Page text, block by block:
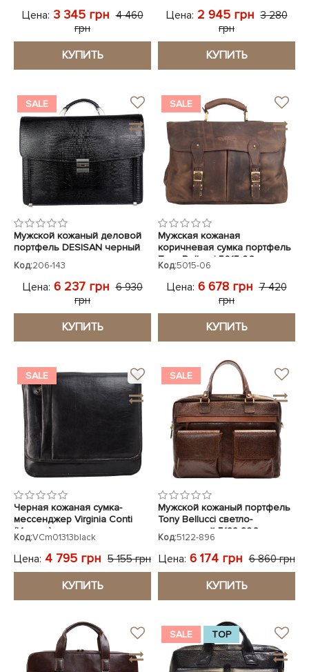
Цена: 3 345 грн 4 460
грн
КУПИТЬ
Цена: 2 945 грн 3 280
грн
КУПИТЬ
SALE
Мужской кожаный деловой
портфель DESISAN черный
Код:206-143
Цена: 6 237 грн 6 930
грн
КУПИТЬ
SALE
Мужская кожаная
коричневая сумка портфель
Tony Bellucci 5015-06
Код:5015-06
Цена: 6 678 грн 7 420
грн
КУПИТЬ
SALE
Черная кожаная сумка-
мессенджер Virginia Conti
(Италия)
Код:VCm01313black
Цена: 4 795 грн 5 155 грн
КУПИТЬ
SALE
Мужской кожаный портфель
Tony Bellucci светло-
коричневый 5122-896
Код:5122-896
Цена: 6 174 грн 6 860 грн
КУПИТЬ
SALE TOP